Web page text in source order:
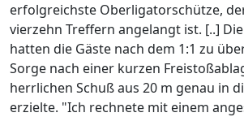
erfolgreichste Oberligatorschütze,
vierzehn Treffern angelangt ist. [..]
hatten die Gäste nach dem 1:1 zu
Sorge nach einer kurzen
herrlichen Schuß aus 20 m genau in
erzielte. "Ich rechnete mit einem